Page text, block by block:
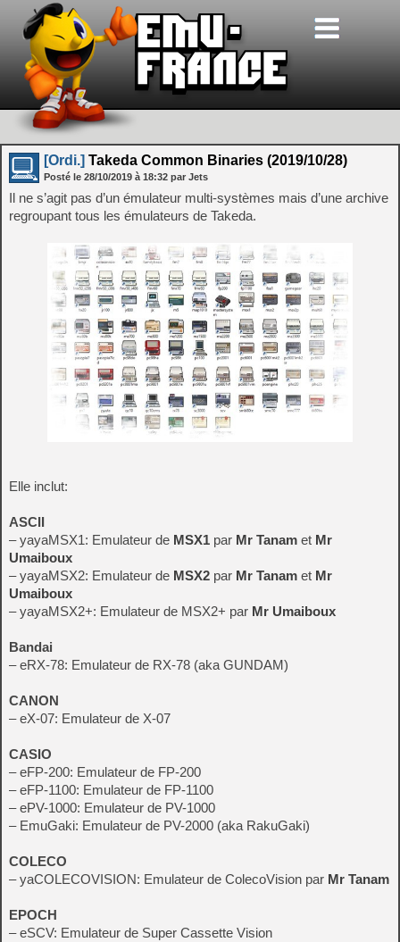
[Ordi.] Takeda Common Binaries (2019/10/28)
Posté le 28/10/2019 à 18:32 par Jets
Il ne s’agit pas d’un émulateur multi-systèmes mais d’une archive
regroupant tous les émulateurs de Takeda.
Elle inclut:
ASCII
– yayaMSX1: Emulateur de MSX1 par Mr Tanam et Mr
Umaiboux
– yayaMSX2: Emulateur de MSX2 par Mr Tanam et Mr
Umaiboux
– yayaMSX2+: Emulateur de MSX2+ par Mr Umaiboux
Bandai
– eRX-78: Emulateur de RX-78 (aka GUNDAM)
CANON
– eX-07: Emulateur de X-07
CASIO
– eFP-200: Emulateur de FP-200
– eFP-1100: Emulateur de FP-1100
– ePV-1000: Emulateur de PV-1000
– EmuGaki: Emulateur de PV-2000 (aka RakuGaki)
COLECO
– yaCOLECOVISION: Emulateur de ColecoVision par Mr Tanam
EPOCH
– eSCV: Emulateur de Super Cassette Vision